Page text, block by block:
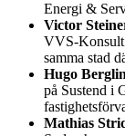
Energi &
Victor
VVS-
samma stad
Hugo Berglin
på Sustend i
Mathias